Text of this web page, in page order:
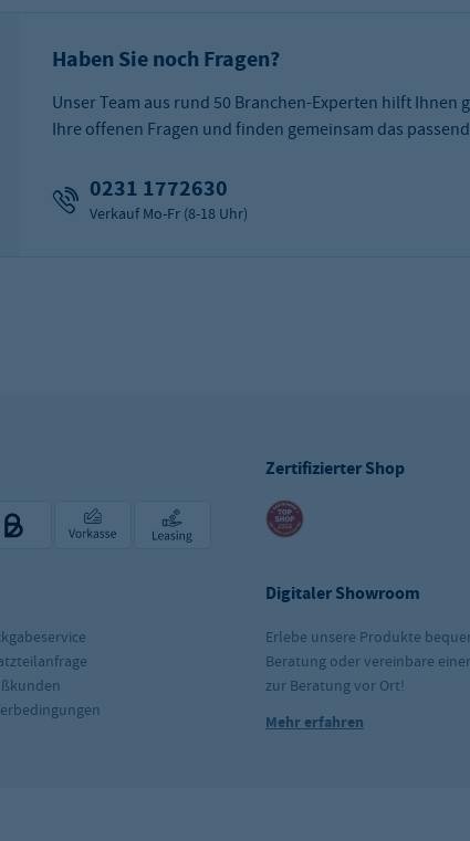
Haben Sie noch Fragen?
Unser Team aus rund 50 Branchen-Experten hilft Ihnen
Ihre offenen Fragen und finden gemeinsam das
0231 1772630
Verkauf Mo-Fr (8-18 Uhr)
Zertifizierter Shop
Digitaler Showroom
Erlebe unsere Produkte
Beratung oder vereinbare
zur Beratung vor Ort!
Mehr erfahren